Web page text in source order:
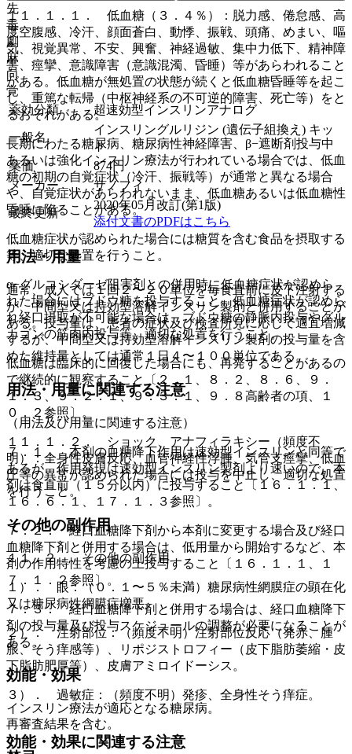
１１．１．１． 低血糖（３．４％）：脱力感、倦怠感、高
度空腹感、冷汗、顔面蒼白、動悸、振戦、頭痛、めまい、嘔
気、視覚異常、不安、興奮、神経過敏、集中力低下、精神障
害、痙攣、意識障害（意識混濁、昏睡）等があらわれること
がある。低血糖が無処置の状態が続くと低血糖昏睡等を起こ
し、重篤な転帰（中枢神経系の不可逆的障害、死亡等）をと
るおそれがある。
長期にわたる糖尿病、糖尿病性神経障害、β−遮断剤投与中
あるいは強化インスリン療法が行われている場合では、低血
糖の初期の自覚症状（冷汗、振戦等）が通常と異なる場合
や、自覚症状があらわれないまま、低血糖あるいは低血糖性
昏睡に陥ることがある。
低血糖症状が認められた場合には糖質を含む食品を摂取する
等、適切な処置を行うこと。
α−グルコシダーゼ阻害剤との併用時に低血糖症状が認めら
れた場合にはブドウ糖を投与すること。低血糖症状が認めら
れ経口摂取が不可能な場合は、ブドウ糖の静脈内投与やグル
カゴンの筋肉内投与等、適切な処置を行うこと。
低血糖は臨床的に回復した場合にも、再発することがあるの
で継続的に観察すること〔２．１、８．２、８．６、９．
１．３、９．２．１、９．３．１、９．８高齢者の項、１
０．２参照〕。
１１．１．２． ショック、アナフィラキシー（頻度不
明）：全身性皮膚反応、血管神経性浮腫、気管支痙攣、低血
圧等の異常が認められた場合には投与を中止し、適切な処置
を行うこと。
その他の副作用
１１．２． その他の副作用
１）． 眼：（０．１〜５％未満）糖尿病性網膜症の顕在化
又は糖尿病性網膜症増悪。
２）． 注射部位：（頻度不明）注射部位反応（発赤、腫
脹、そう痒感等）、リポジストロフィー（皮下脂肪萎縮・皮
下脂肪肥厚等）、皮膚アミロイドーシス。
３）． 過敏症：（頻度不明）発疹、全身性そう痒症。
再審査結果を含む。
先
毒
劇
麻
向
覚
薬効分類
超速効型インスリンアナログ
一般名
インスリングルリジン (遺伝子組換え) キッ
ト
薬価
874円
メーカー
サノフィ
最終更新
2020年05月改訂(第1版)
添付文書のPDFはこちら
用法・用量
通常、成人では１回２〜２０単位を毎食直前に皮下注射する
が、中間型又は持効型溶解インスリン製剤と併用することが
ある。投与量は、患者の症状及び検査所見に応じて適宜増減
するが、中間型又は持効型溶解インスリン製剤の投与量を含
めた維持量としては通常１日４〜１００単位である。
用法・用量に関連する注意
（用法及び用量に関連する注意）
７．１． 本剤の血糖降下作用は速効型インスリンと同等で
あるが、作用発現は速効型インスリン製剤より速いので、本
剤は食直前（１５分以内）に投与すること〔１６．１．１、
１６．６．１、１７．１．３参照〕。
７．２． 経口血糖降下剤から本剤に変更する場合及び経口
血糖降下剤と併用する場合は、低用量から開始するなど、本
剤の作用特性を考慮の上投与すること〔１６．１．１、１
７．１．２参照〕。
７．３． 経口血糖降下剤と併用する場合は、経口血糖降下
剤の投与量及び投与スケジュールの調整が必要になることが
ある。
効能・効果
インスリン療法が適応となる糖尿病。
効能・効果に関連する注意